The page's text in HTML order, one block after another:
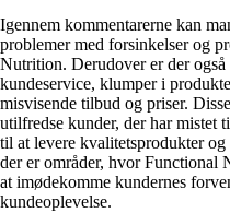
Igennem kommentarerne kan
problemer med forsinkelser og
Nutrition. Derudover er der
kundeservice, klumper i
misvisende tilbud og priser.
utilfredse kunder, der har mistet
til at levere kvalitetsprodukter
der er områder, hvor
at imødekomme kundernes
kundeoplevelse.